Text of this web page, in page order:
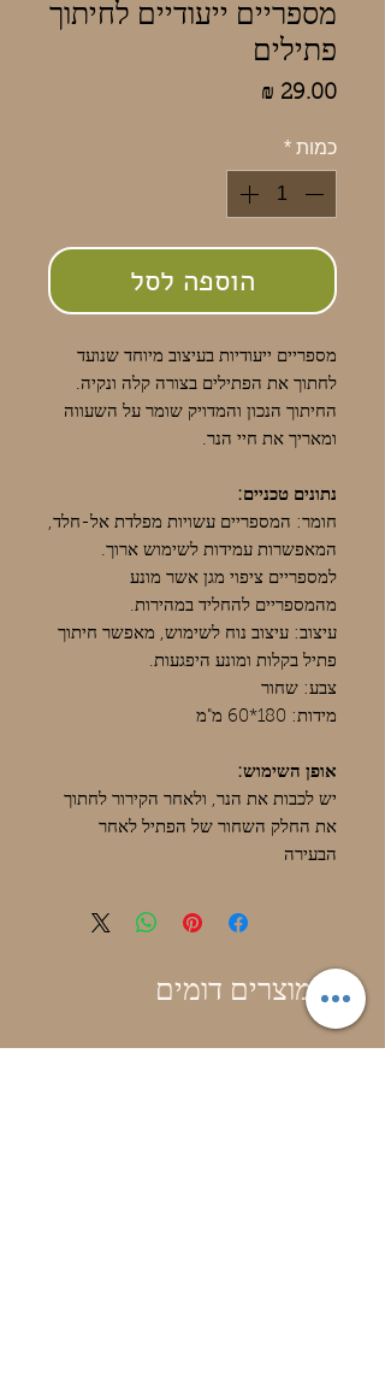
מספריים ייעודיים לחיתוך
פתילים
כמות *
הוספה לסל
מספריים ייעודיות בעיצוב מיוחד שנועד
לחתוך את הפתילים בצורה קלה ונקיה.
החיתוך הנכון והמדויק שומר על השעווה
ומאריך את חיי הנר.
נתונים טכניים:
חומר: המספריים עשויות מפלדת אל-חלד,
המאפשרות עמידות לשימוש ארוך.
למספריים ציפוי מגן אשר מונע
מהמספריים להחליד במהירות.
עיצוב: עיצוב נוח לשימוש, מאפשר חיתוך
פתיל בקלות ומונע היפגעות.
צבע: שחור
מידות: 180*60 מ"מ
אופן השימוש:
יש לכבות את הנר, ולאחר הקירור לחתוך
את החלק השחור של הפתיל לאחר
הבעירה
מוצרים דומים